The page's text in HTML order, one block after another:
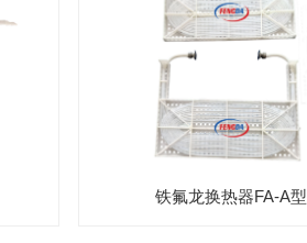
铁氟龙换热器FA-A型